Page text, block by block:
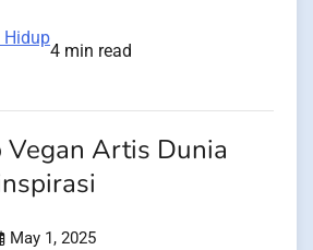
Hidup
4 min read
Vegan Artis Dunia
May 1, 2025